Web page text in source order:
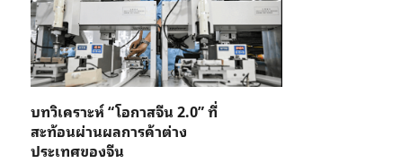
บทวิเคราะห์ “โอกาสจีน 2.0” ที่
สะท้อนผ่านผลการค้าต่าง
ประเทศของจีน